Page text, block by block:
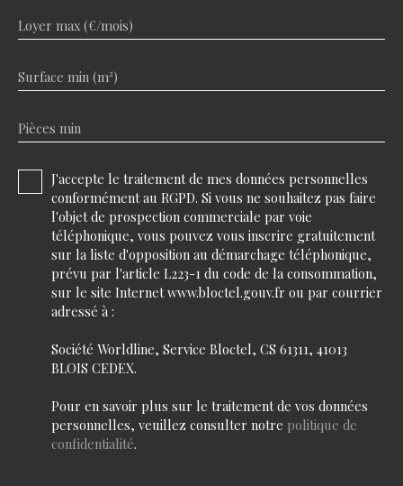
Loyer max (€/mois)
Surface min (m²)
Pièces min
J'accepte le traitement de mes données personnelles
conformément au RGPD. Si vous ne souhaitez pas faire
l'objet de prospection commerciale par voie
téléphonique, vous pouvez vous inscrire gratuitement
sur la liste d'opposition au démarchage téléphonique,
prévu par l'article L223-1 du code de la consommation,
sur le site Internet www.bloctel.gouv.fr ou par courrier
adressé à :
Société Worldline, Service Bloctel, CS 61311, 41013
BLOIS CEDEX.
Pour en savoir plus sur le traitement de vos données
personnelles, veuillez consulter notre politique de
confidentialité.